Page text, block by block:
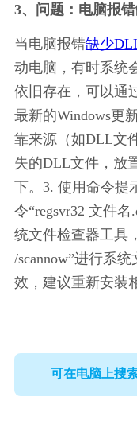
3、问题：电脑报
当电脑报错缺少
动电脑，有时系统
依旧存在，可以通
最新的Windows更
靠来源（如DLL文
失的DLL文件，放
下。3. 使用命令提
令“regsvr32 文件
统文件检查器工具
/scannow”进行系
效，建议重新安装
可在电脑上搜